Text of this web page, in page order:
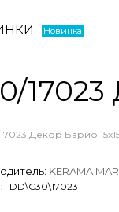
Новинка
Декор Барио
KERAMA
DD\C30\17023